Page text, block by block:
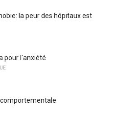
la peur des hôpitaux est
pour l'anxiété